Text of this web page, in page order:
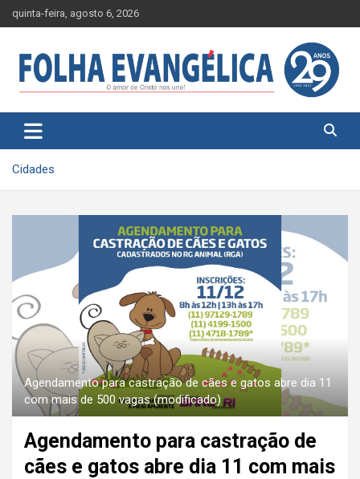
to
quinta-feira, agosto 6, 2026
Cidades
Agendamento para castração de cães e gatos abre dia 11
com mais de 500 vagas (modificado)
Agendamento para castração de
cães e gatos abre dia 11 com mais